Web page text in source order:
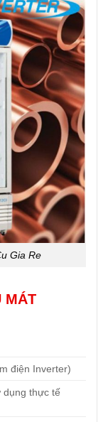
Gia Re
MÁT
điện Inverter)
dụng thực tế